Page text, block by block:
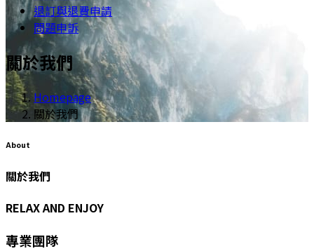
退訂與退費申請
問題申訴
關於我們
Homepage
關於我們
About
關於我們
RELAX AND ENJOY
專業團隊